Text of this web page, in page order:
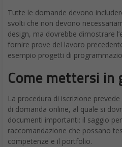
Tutte le domande devono
svolti che non devono
design, ma dovrebbe dimostrare
fornire prove del lavoro
esempio progetti di
Come mettersi in
La procedura di iscrizione
di domanda online, al quale si
documenti importanti: il saggio
raccomandazione che possano
competenze e il portfolio.